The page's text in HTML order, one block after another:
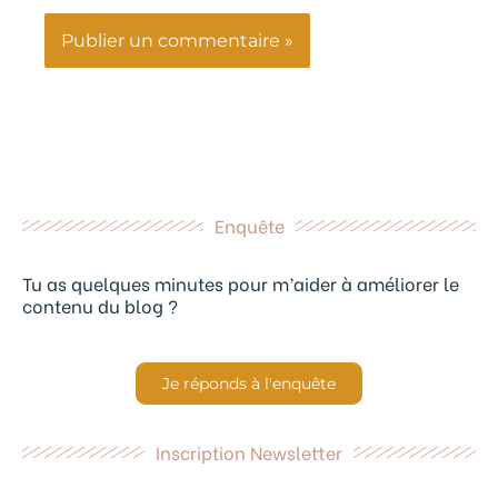
Enquête
Tu as quelques minutes pour m’aider à améliorer le
contenu du blog ?
Je réponds à l'enquête
Inscription Newsletter